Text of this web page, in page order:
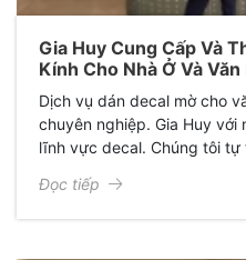
Gia Huy Cung Cấp Và
Kính Cho Nhà Ở Và
Dịch vụ dán decal mờ cho
chuyên nghiệp. Gia Huy với
lĩnh vực decal. Chúng tôi tự
Đọc tiếp